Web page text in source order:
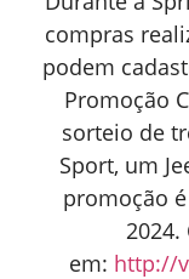
compras
podem
Promoção
sorteio de
Sport, um
promoção
em: http://